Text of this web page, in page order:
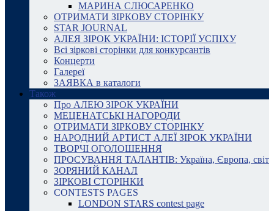
МАРИНА СЛЮСАРЕНКО
ОТРИМАТИ ЗІРКОВУ СТОРІНКУ
STAR JOURNAL
АЛЕЯ ЗІРОК УКРАЇНИ: ІСТОРІЇ УСПІХУ
Всі зіркові сторінки для конкурсантів
Концерти
Галереї
ЗАЯВКА в каталоги
Також
Про АЛЕЮ ЗІРОК УКРАЇНИ
МЕЦЕНАТСЬКІ НАГОРОДИ
ОТРИМАТИ ЗІРКОВУ СТОРІНКУ
НАРОДНИЙ АРТИСТ АЛЕЇ ЗІРОК УКРАЇНИ
ТВОРЧІ ОГОЛОШЕННЯ
ПРОСУВАННЯ ТАЛАНТІВ: Україна, Європа, світ
ЗОРЯНИЙ КАНАЛ
ЗІРКОВІ СТОРІНКИ
CONTESTS PAGES
LONDON STARS contest page